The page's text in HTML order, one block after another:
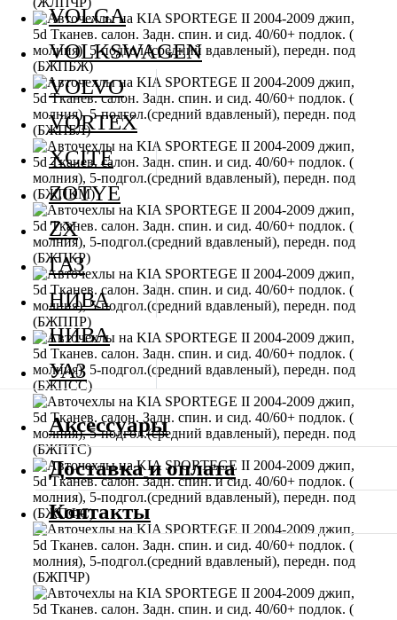
VOLGA
VOLKSWAGEN
VOLVO
VORTEX
XCITE
ZOTYE
ZX
ГАЗ
НИВА
НИВА
УАЗ
Аксессуары
Доставка и оплата
Контакты